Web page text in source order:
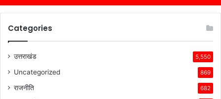
Categories
उत्तराखंड 5,550
Uncategorized 869
राजनीति 682